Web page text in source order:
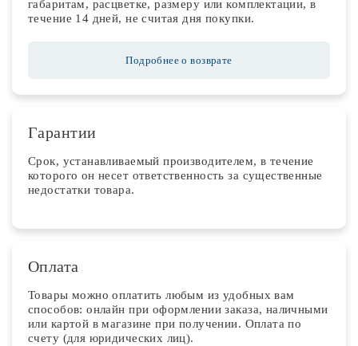
габаритам, расцветке, размеру или комплектации, в
течение 14 дней, не считая дня покупки.
Подробнее о возврате
Гарантии
Срок, устанавливаемый производителем, в течение
которого он несет ответственность за существенные
недостатки товара.
Оплата
Товары можно оплатить любым из удобных вам
способов: онлайн при оформлении заказа, наличными
или картой в магазине при получении. Оплата по
счету (для юридических лиц).